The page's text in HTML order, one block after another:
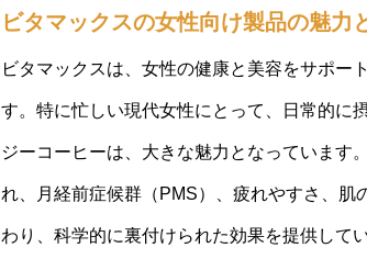
ビタマックスの女性向け製品の魅力
ビタマックスは、女性の健康と美容をサポー
す。特に忙しい現代女性にとって、日常的に
ジーコーヒーは、大きな魅力となっていま
れ、月経前症候群（PMS）、疲れやすさ、
わり、科学的に裏付けられた効果を提供してい